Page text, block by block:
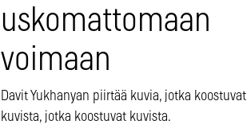
uskomattomaan
voimaan
Davit Yukhanyan piirtää kuvia, jotka koostuvat
kuvista, jotka koostuvat kuvista.